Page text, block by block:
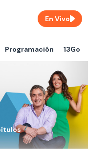
Programación 13Go
En Vivo